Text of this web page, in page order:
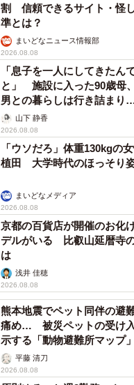
割 信頼できるサイト・怪
準とは？
まいどなニュース情報部
2026.08.08
「息子を一人にしてきたん
と」 施設に入った90歳母
男との暮らしは行き詰まり
から】山下 静香
2026.08.08
「ウソだろ」体重130kgの
植田 大学時代のほっそり姿
まいどなメディア
2026.08.08
京都の百貨店が開催のお化
デルがいる 比叡山延暦寺
は
浅井 佳穂
2026.08.08
熊本地震でペット同伴の避
痛め… 被災ペットの受け
示する「動物避難所マップ
平藤 清刀
2026.08.08